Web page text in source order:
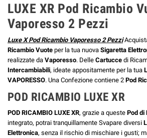
LUXE XR Pod Ricambio
Vaporesso 2 Pezzi
Luxe X Pod Ricambio Vaporesso 2 Pezzi
Ricambio Vuote per la tua nuova Sigaretta
realizzate da Vaporesso. Delle Cartucce di
Intercambiabili, ideate appositamente per la tua
VAPORESSO. Una Confezione contiene 2 Pod
POD RICAMBIO LUXE XR
POD RICAMBIO LUXE XR, grazie a queste Pod di
integrato, potrai tranquillamente Svapare diversi
Elettronica, senza il rischio di mischiare i gusti;